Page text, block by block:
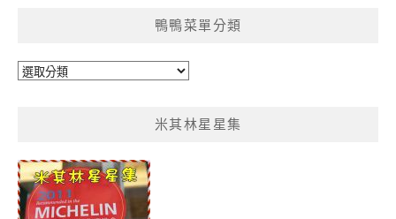
鴨鴨菜單分類
鴨
類
米其林星星集